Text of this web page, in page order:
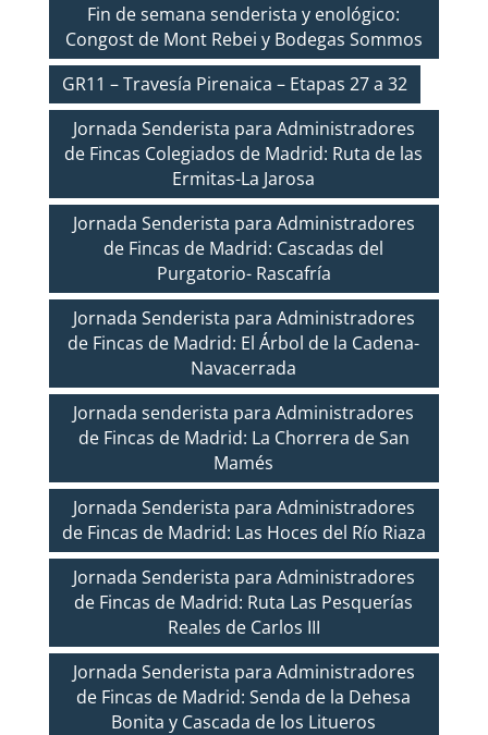
Fin de semana senderista y enológico:
Congost de Mont Rebei y Bodegas Sommos
GR11 – Travesía Pirenaica – Etapas 27 a 32
Jornada Senderista para Administradores
de Fincas Colegiados de Madrid: Ruta de las
Ermitas-La Jarosa
Jornada Senderista para Administradores
de Fincas de Madrid: Cascadas del
Purgatorio- Rascafría
Jornada Senderista para Administradores
de Fincas de Madrid: El Árbol de la Cadena-
Navacerrada
Jornada senderista para Administradores
de Fincas de Madrid: La Chorrera de San
Mamés
Jornada Senderista para Administradores
de Fincas de Madrid: Las Hoces del Río Riaza
Jornada Senderista para Administradores
de Fincas de Madrid: Ruta Las Pesquerías
Reales de Carlos III
Jornada Senderista para Administradores
de Fincas de Madrid: Senda de la Dehesa
Bonita y Cascada de los Litueros